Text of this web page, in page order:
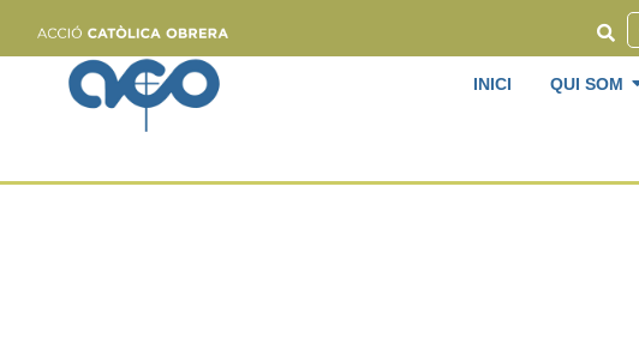
INICI QUI SOM